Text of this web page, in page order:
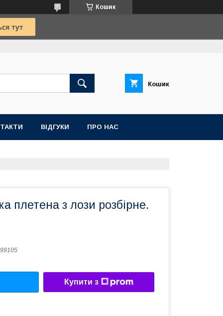
Кошик
Кошик
ВІДГУКИ ПРО НАС
плетена з лози розбірне.
Купити з